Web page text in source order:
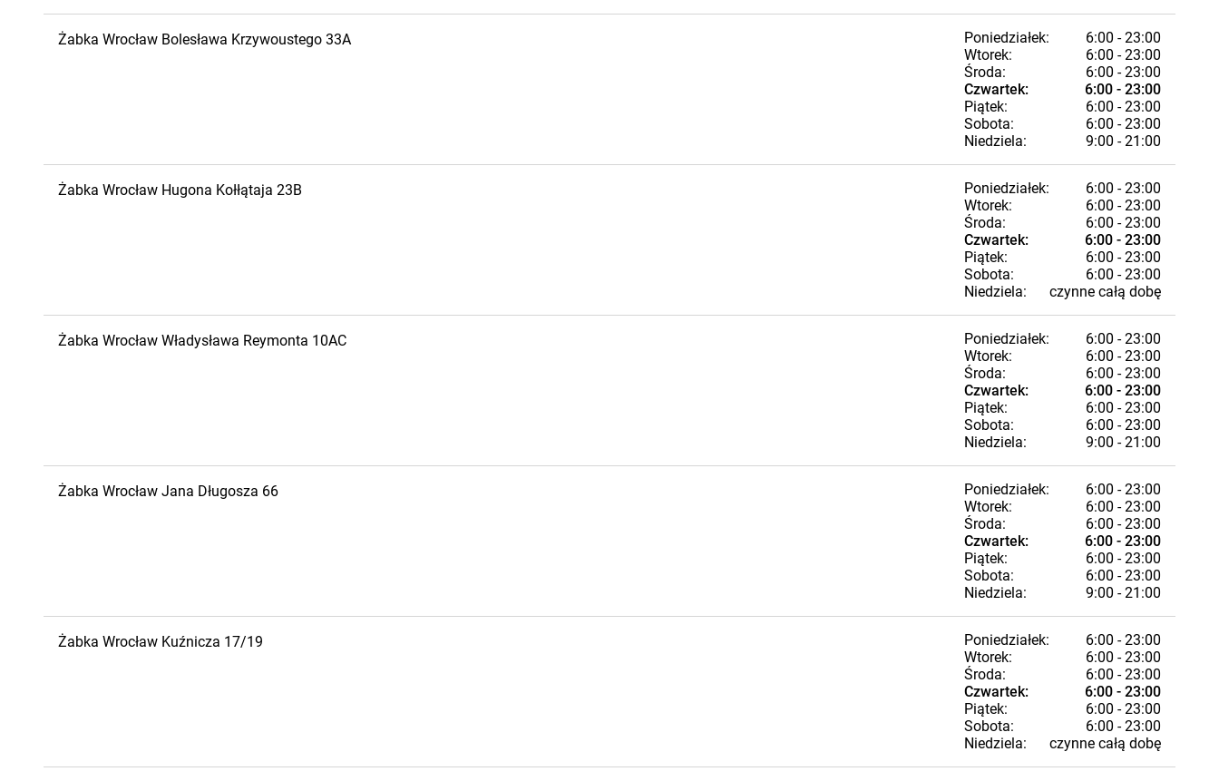
Żabka Wrocław Bolesława Krzywoustego 33A Poniedziałek:
6:00 - 23:00
Wtorek:
6:00 - 23:00
Środa:
6:00 - 23:00
Czwartek:
6:00 - 23:00
Piątek:
6:00 - 23:00
Sobota:
6:00 - 23:00
Niedziela:
9:00 - 21:00
Żabka Wrocław Hugona Kołłątaja 23B Poniedziałek:
6:00 - 23:00
Wtorek:
6:00 - 23:00
Środa:
6:00 - 23:00
Czwartek:
6:00 - 23:00
Piątek:
6:00 - 23:00
Sobota:
6:00 - 23:00
Niedziela:
czynne całą dobę
Żabka Wrocław Władysława Reymonta 10AC Poniedziałek:
6:00 - 23:00
Wtorek:
6:00 - 23:00
Środa:
6:00 - 23:00
Czwartek:
6:00 - 23:00
Piątek:
6:00 - 23:00
Sobota:
6:00 - 23:00
Niedziela:
9:00 - 21:00
Żabka Wrocław Jana Długosza 66 Poniedziałek:
6:00 - 23:00
Wtorek:
6:00 - 23:00
Środa:
6:00 - 23:00
Czwartek:
6:00 - 23:00
Piątek:
6:00 - 23:00
Sobota:
6:00 - 23:00
Niedziela:
9:00 - 21:00
Żabka Wrocław Kuźnicza 17/19 Poniedziałek:
6:00 - 23:00
Wtorek:
6:00 - 23:00
Środa:
6:00 - 23:00
Czwartek:
6:00 - 23:00
Piątek:
6:00 - 23:00
Sobota:
6:00 - 23:00
Niedziela:
czynne całą dobę